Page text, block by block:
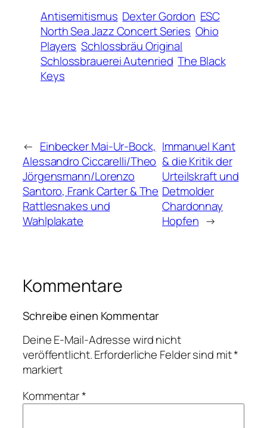
Antisemitismus Dexter Gordon ESC
North Sea Jazz Concert Series Ohio
Players Schlossbräu Original
Schlossbrauerei Autenried The Black
Keys
← Einbecker Mai-Ur-Bock,
Alessandro Ciccarelli/Theo
Jörgensmann/Lorenzo
Santoro, Frank Carter & The
Rattlesnakes und
Wahlplakate
Immanuel Kant
& die Kritik der
Urteilskraft und
Detmolder
Chardonnay
Hopfen →
Kommentare
Schreibe einen Kommentar
Deine E-Mail-Adresse wird nicht
veröffentlicht.Erforderliche Felder sind mit*
markiert
Kommentar*